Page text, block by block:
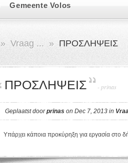
Gemeente Volos
» Vraag ... » ΠΡΟΣΛΗΨΕΙΣ
ΠΡΟΣΛΗΨΕΙΣ - prinas
Geplaatst doorprinas on Dec 7, 2013 in
Υπάρχει κάποια προκύρηξη για εργασία στο